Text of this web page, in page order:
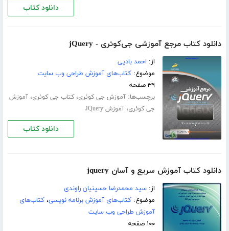
دانلود کتاب
دانلود کتاب مرجع آموزشی جی‌کوئری - jQuery
از: احمد بادپی
موضوع:کتاب‌های آموزش طراحی وب سایت
۳۹ صفحه
برچسب‌ها:آموزش جی کوئری،کتاب جی کوئری،آموزش
جی کوئری،آموزش JQuery
دانلود کتاب
دانلود کتاب آموزش سریع و آسان jquery
از:سید محمدرضا حسینیان راوندی
موضوع:کتاب‌های آموزش برنامه نویسی،کتاب‌های
آموزش طراحی وب سایت
۱۰۰ صفحه